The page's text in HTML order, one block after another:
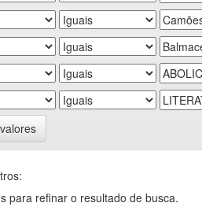
para refinar o resultado de busca.